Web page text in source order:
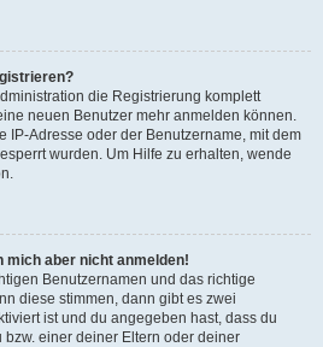
die Registrierung komplett
neuen Benutzer mehr anmelden können.
IP-Adresse oder der Benutzername, mit dem
wurden. Um Hilfe zu erhalten, wende
mich aber nicht anmelden!
Benutzernamen und das richtige
diese stimmen, dann gibt es zwei
ist und du angegeben hast, dass du
bzw. einer deiner Eltern oder deiner